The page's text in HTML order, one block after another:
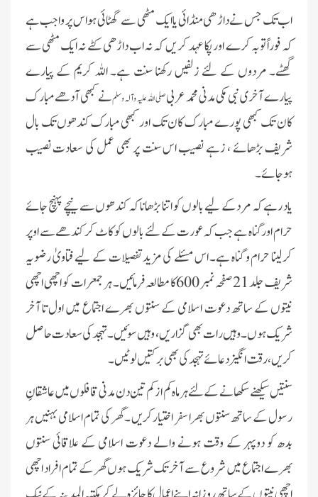
اب تک جس نے داڑ ھی منڈائی یا ایک مٹھی سے گھٹائی ہو اس پر واجب ہے
کہ فوراً توبہ کرے اور پکا عہد کر یں کہ نہ اب داڑھی کٹے نہ ایک مٹھی سے
گھٹے۔ مردوں کے لئے زلفیں رکھنا سنت ہے۔ اللہ کریم کے پیارے
پیارے آخری نبی مکی مدنی محمد عربیصلی اللہ علیہ وآلہ وسلمنے کبھی آدھے مبارک
کان تک کبھی پورے مبارک کان تک اور کبھی مبارک کندھوں تک بال
شریف بڑھائے ، زہے نصیب اس سنت پر بھی عمل کی سعادت نصیب
ہوجائے۔
یاد رہے کہ مرد کے لیے بالوں کو اتنا بڑھانا کہ کندھوں سے نیچے پہنچ جائے
حرام اور گناہ ہے جب کہ عورت کے لئے بالوں کو کاٹ کر کندھے سے اوپر
کرلینا حرام و گناہ ہے۔ اس مسئلے کی مزید تفصیلات کے لیے فتاویٰ رضویہ
شریف جلد 21 صفحہ نمبر 600کا مطالعہ فرمائیں۔ ہر جمعرات کو اچھی اچھی
نیتوں کے ساتھ دعوت اسلامی کے سنتوں بھرے اجتماع میں اول تا آخر
شریک ہوں۔ وہیں رات بھی گزاریں، وہیں سوئیں۔ تہجد کی سعادت حاصل
کریں، رقت انگیز دعائے تہجد کی بھی برکتیں لوٹیں۔
سنتیں سیکھنے سکھانے کے لئے ہرماہ کم از کم تین دن مدنی قافلوں میں عاشقانِ
رسول کے ساتھ سنتوں بھرا سفر اختیار کریں ۔ گھر کی تمام اسلامی بہنیں ہر
بدھ کو دوپہر کے وقت ہونے والے دعوت اسلامی کے علاقائی سنتوں
بھرے اجتماع میں شروع سے آخر تک شریک ہوں گھر کے تمام ا فراد اچھی